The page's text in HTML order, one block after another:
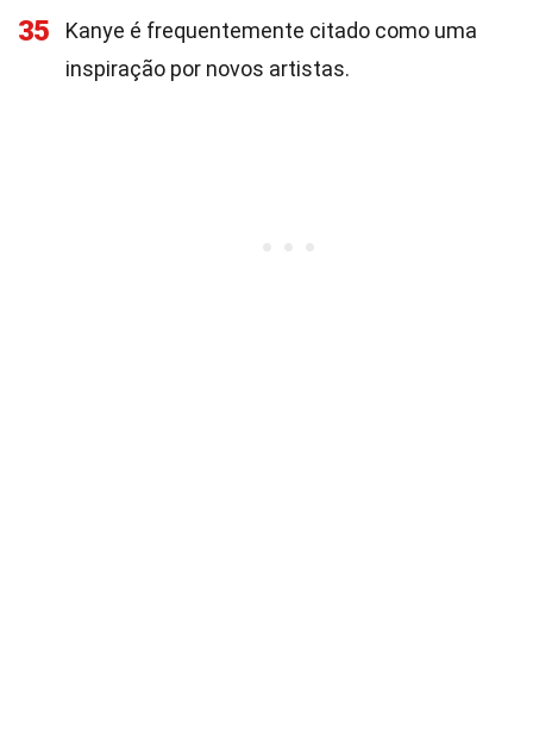
35
Kanye é frequentemente citado como uma
inspiração por novos artistas.